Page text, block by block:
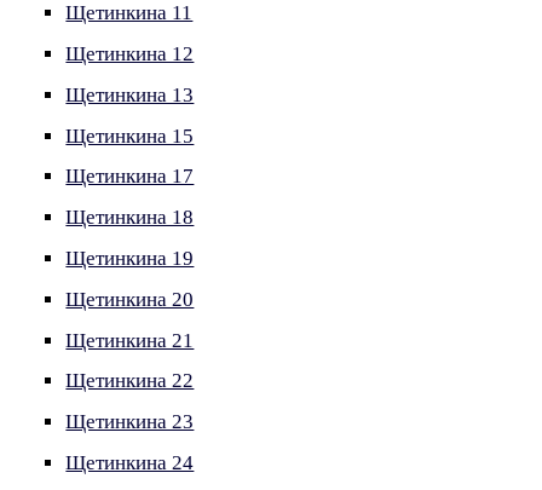
Щетинкина 11
Щетинкина 12
Щетинкина 13
Щетинкина 15
Щетинкина 17
Щетинкина 18
Щетинкина 19
Щетинкина 20
Щетинкина 21
Щетинкина 22
Щетинкина 23
Щетинкина 24